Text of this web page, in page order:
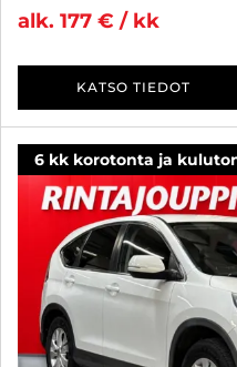
alk. 177 € / kk
KATSO TIEDOT
6 kk korotonta ja